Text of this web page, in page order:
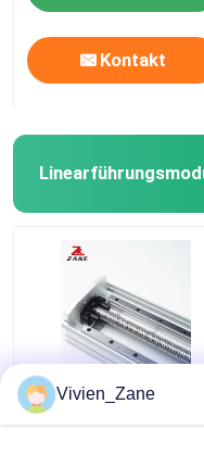
Kontakt
Vollständig
geschlossenes 3500-
Vivien_Zane